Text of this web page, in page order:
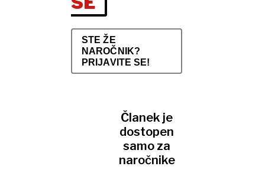
STE ŽE
NAROČNIK?
PRIJAVITE SE!
Članek je
dostopen
samo za
naročnike